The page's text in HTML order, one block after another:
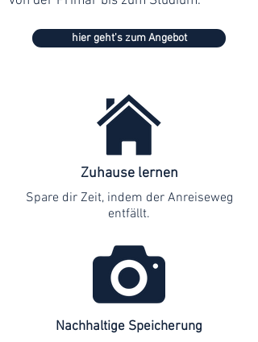
hier geht's zum Angebot
Zuhause lernen
Spare dir Zeit, indem der Anreiseweg
entfällt.
Nachhaltige Speicherung